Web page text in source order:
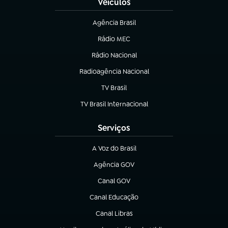
Agência Brasil
(abre em nova aba)
Rádio MEC
(abre em nova aba)
Rádio Nacional
Radioagência Nacional
(abre em nova aba)
TV Brasil
(abre em nova aba)
TV Brasil Internacional
(abre em nova aba)
Serviços
A Voz do Brasil
(abre em nova aba)
Agência GOV
(abre em nova aba)
Canal GOV
(abre em nova aba)
Canal Educação
(abre em nova aba)
Canal Libras
(abre em nova aba)